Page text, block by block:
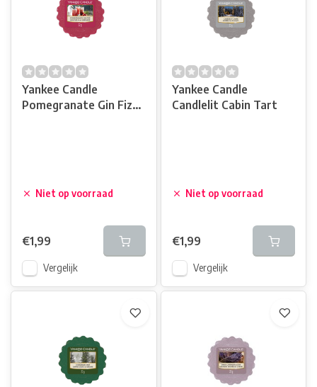
Yankee Candle
Pomegranate Gin Fizz
Niet op voorraad
€1,99
Vergelijk
Yankee Candle
Candlelit Cabin Tart
Niet op voorraad
€1,99
Vergelijk